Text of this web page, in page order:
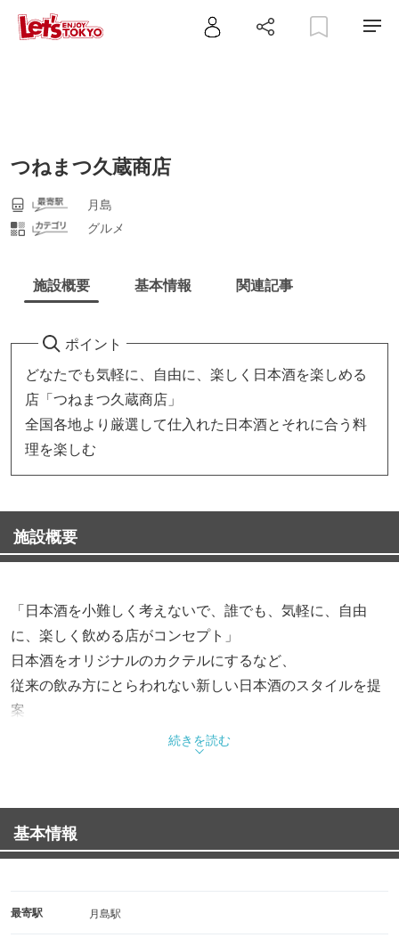
つねまつ久蔵商店
月島
グルメ
施設概要 基本情報 関連記事
ポイント
どなたでも気軽に、自由に、楽しく日本酒を楽しめる
店「つねまつ久蔵商店」
全国各地より厳選して仕入れた日本酒とそれに合う料
理を楽しむ
施設概要
「日本酒を小難しく考えないで、誰でも、気軽に、自由
に、楽しく飲める店がコンセプト」
日本酒をオリジナルのカクテルにするなど、
従来の飲み方にとらわれない新しい日本酒のスタイルを提
案
味わいやタイプ、地域の特色等が分かりやすく配慮され、
初心者でも気負わず楽しめる
島根からは「李白 CARO 黒紫米仕込み」（李白酒造）等、
続きを読む
基本情報
最寄駅 月島駅